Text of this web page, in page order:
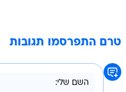
טרם התפרסמו תגובות